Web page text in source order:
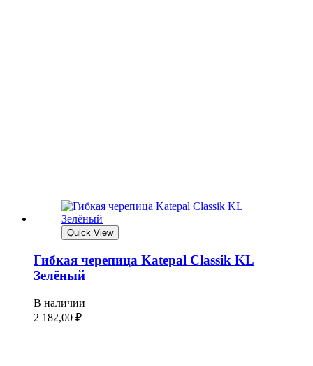
Quick View
Гибкая черепица Katepal Classik KL
Зелёный
В наличии
2 182,00 ₽